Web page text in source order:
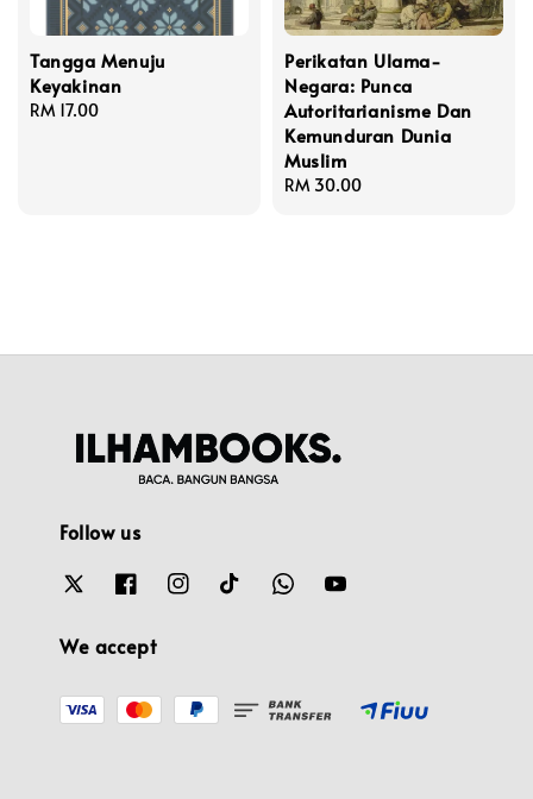
Tangga Menuju
Keyakinan
Regular
RM 17.00
Perikatan Ulama-
Negara: Punca
Autoritarianisme Dan
Kemunduran Dunia
Muslim
Regular
RM 30.00
Follow us
We accept